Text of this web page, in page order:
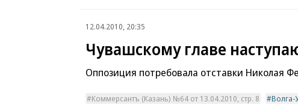
12.04.2010, 20:35
Чувашскому главе
Оппозиция потребовала отставки Николая
Коммерсантъ (Казань) №64 от 13.04.2010, стр. 8 Волга-